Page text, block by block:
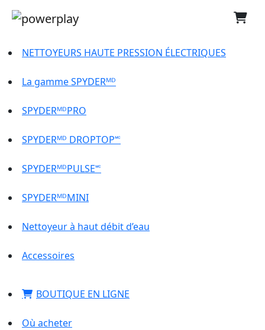
NETTOYEURS HAUTE PRESSION ÉLECTRIQUES
La gamme SPYDERᴹᴰ
SPYDERᴹᴰPRO
SPYDERᴹᴰ DROPTOP🅪
SPYDERᴹᴰPULSE🅪
SPYDERᴹᴰMINI
Nettoyeur à haut débit d’eau
Accessoires
BOUTIQUE EN LIGNE
Où acheter